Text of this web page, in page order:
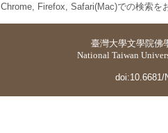
Chrome, Firefox, Safari(Mac)での検索を
臺灣大學文學院佛
National Taiwan
doi:10.6681/